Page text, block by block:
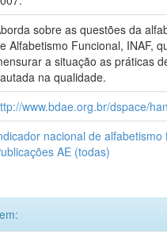
sobre as questões da
Alfabetismo Funcional, INAF,
a situação as práticas
na qualidade.
www.bdae.org.br/dspace/
nacional de alfabetismo
AE (todas)